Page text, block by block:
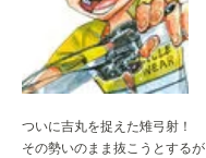
ついに吉丸を捉えた雉弓射！
その勢いのまま抜こうとするが